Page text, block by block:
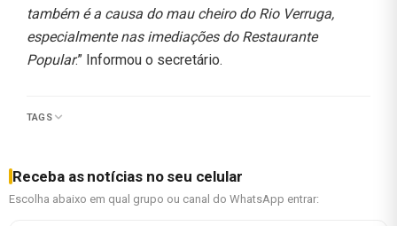
também é a causa do mau cheiro do Rio Verruga,
especialmente nas imediações do Restaurante
Popular.” Informou o secretário.
TAGS
Receba as notícias no seu celular
Escolha abaixo em qual grupo ou canal do WhatsApp entrar: